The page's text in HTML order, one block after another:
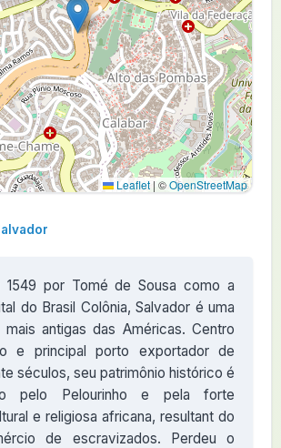
Leaflet | ©OpenStreetMap
1549 por Tomé de Sousa como a
do Brasil Colônia, Salvador é uma
antigas das Américas. Centro
e principal porto exportador de
séculos, seu patrimônio histórico é
pelo Pelourinho e pela forte
e religiosa africana, resultant do
de escravizados. Perdeu o